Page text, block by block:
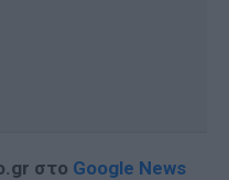
στο Google News